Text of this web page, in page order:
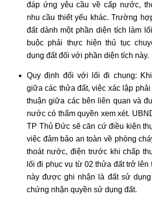
đáp ứng yêu cầu về cấp nước,
nhu cầu thiết yếu khác. Trường
đất dành một phần diện tích làm
buộc phải thực hiện thủ tục
dụng đất đối với phần diện tích này.
Quy định đối với lối đi chung:
giữa các thửa đất, việc xác lập
thuận giữa các bên liên quan và
nước có thẩm quyền xem xét.
TP Thủ Đức sẽ căn cứ điều kiện
việc đảm bảo an toàn về phòng
thoát nước, điện trước khi chấp
lối đi phục vụ từ 02 thửa đất trở lên
này được ghi nhận là đất sử
chứng nhận quyền sử dụng đất.